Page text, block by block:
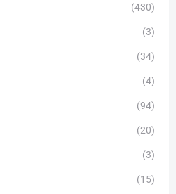
(430)
(3)
(34)
(4)
(94)
(20)
(3)
(15)